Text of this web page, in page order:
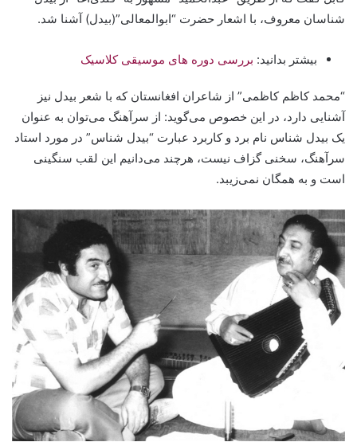
شناسان معروف، با اشعار حضرت “ابوالمعالی”(بیدل) آشنا شد.
بیشتر بدانید: بررسی دوره های موسیقی کلاسیک
“محمد کاظم کاظمی” از شاعران افغانستان که با شعر بیدل نیز
آشنایی دارد، در این خصوص می‌گوید: از سرآهنگ می‌توان به عنوان
یک بیدل شناس نام برد و کاربرد عبارت “بیدل شناس” در مورد استاد
سرآهنگ‌، سخنی گزاف نیست‌، هرچند می‌دانیم این لقب سنگینی
است و به همگان نمی‌زیبد.